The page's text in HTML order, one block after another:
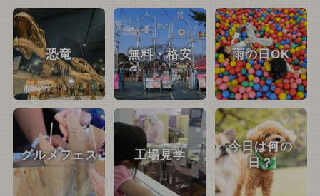
恐竜 無料・格安 雨の日OK
グルメフェス 工場見学
今日は何の
日？